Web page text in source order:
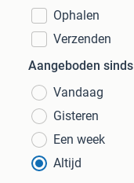
Ophalen
Verzenden
Aangeboden sinds
Vandaag
Gisteren
Een week
Altijd